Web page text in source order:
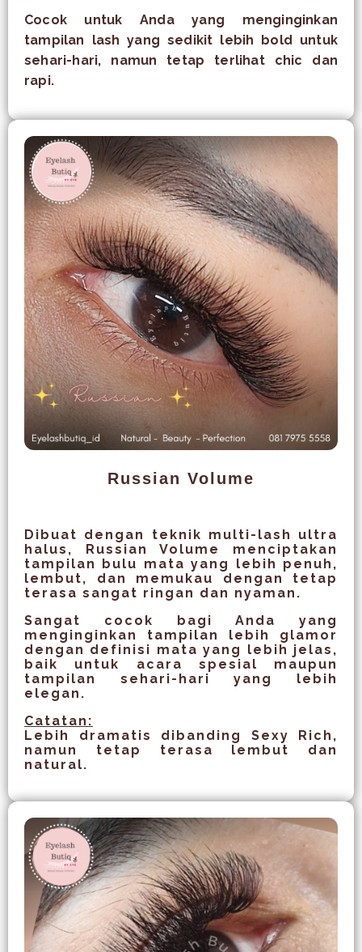
Cocok untuk Anda yang menginginkan
tampilan lash yang sedikit lebih bold untuk
sehari-hari, namun tetap terlihat chic dan
rapi.
Russian Volume
Dibuat dengan teknik multi-lash ultra
halus, Russian Volume menciptakan
tampilan bulu mata yang lebih penuh,
lembut, dan memukau dengan tetap
terasa sangat ringan dan nyaman.
Sangat cocok bagi Anda yang
menginginkan tampilan lebih glamor
dengan definisi mata yang lebih jelas,
baik untuk acara spesial maupun
tampilan sehari-hari yang lebih
elegan.
Catatan:
Lebih dramatis dibanding Sexy Rich,
namun tetap terasa lembut dan
natural.